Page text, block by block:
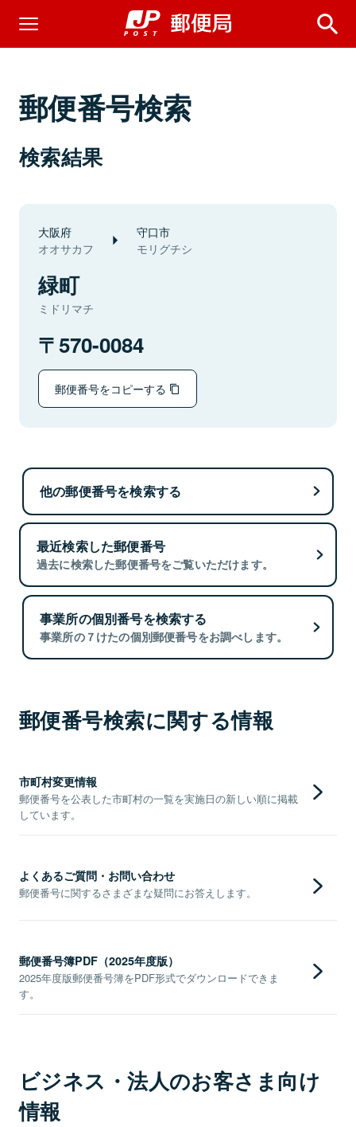
郵便番号検索
検索結果
大阪府
オオサカフ
守口市
モリグチシ
緑町
ミドリマチ
570-0084
郵便番号をコピーする
他の郵便番号を検索する
最近検索した郵便番号
過去に検索した郵便番号をご覧いただけます。
事業所の個別番号を検索する
事業所の７けたの個別郵便番号をお調べします。
郵便番号検索に関する情報
市町村変更情報
郵便番号を公表した市町村の一覧を実施日の新しい順に掲載
しています。
よくあるご質問・お問い合わせ
郵便番号に関するさまざまな疑問にお答えします。
郵便番号簿PDF（2025年度版）
2025年度版郵便番号簿をPDF形式でダウンロードできま
す。
ビジネス・法人のお客さま向け
情報